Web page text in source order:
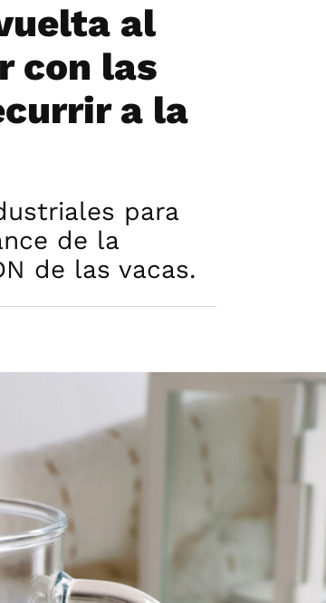
al
con las
a la
para
de la
de las vacas.